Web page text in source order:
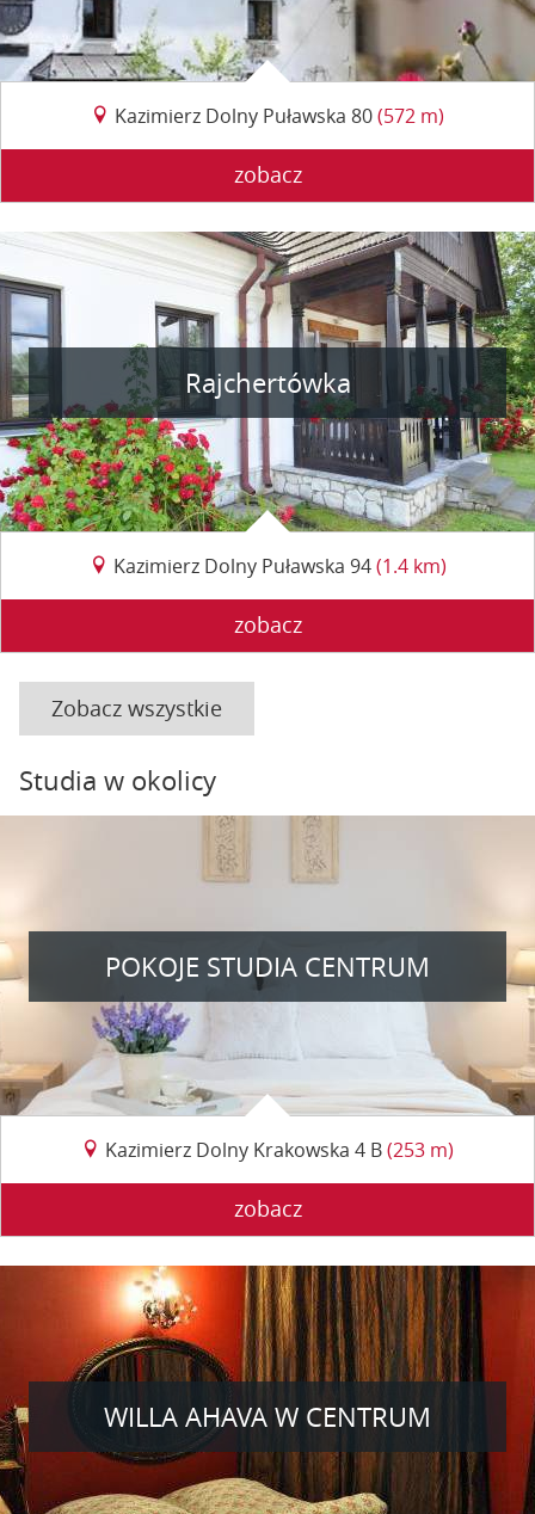
Kazimierz Dolny Puławska 80(572 m)
zobacz
Rajchertówka
Kazimierz Dolny Puławska 94(1.4 km)
zobacz
Zobacz wszystkie
Studia w okolicy
POKOJE STUDIA CENTRUM
Kazimierz Dolny Krakowska 4 B(253 m)
zobacz
WILLA AHAVA W CENTRUM